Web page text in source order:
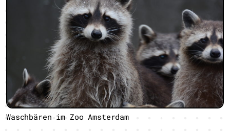
Waschbären im Zoo Amsterdam